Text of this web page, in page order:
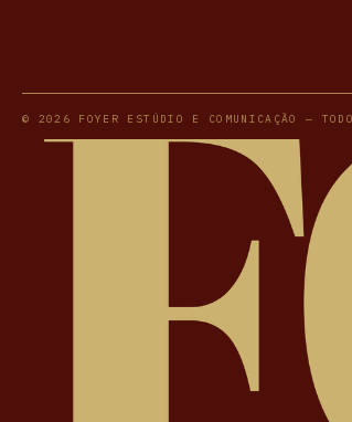
© 2026 FOYER ESTÚDIO E COMUNICAÇÃO —